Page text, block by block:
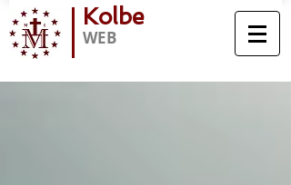
Kolbe
WEB